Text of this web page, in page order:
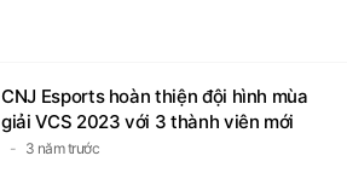
CNJ Esports hoàn thiện đội hình mùa
giải VCS 2023 với 3 thành viên mới
3 năm trước